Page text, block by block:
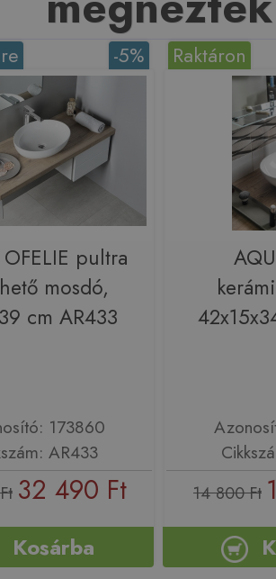
-5%
pultra
mosdó,
cm AR433
173860
AR433
32 490 Ft
Kosárba
Raktáron
14 800 Ft